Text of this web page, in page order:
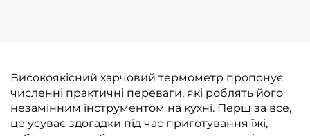
Високоякісний харчовий термометр пропонує
численні практичні переваги, які роблять його
незамінним інструментом на кухні. Перш за все,
це усуває здогадки під час приготування їжі,